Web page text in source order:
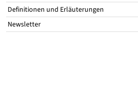
Definitionen und Erläuterungen
Newsletter